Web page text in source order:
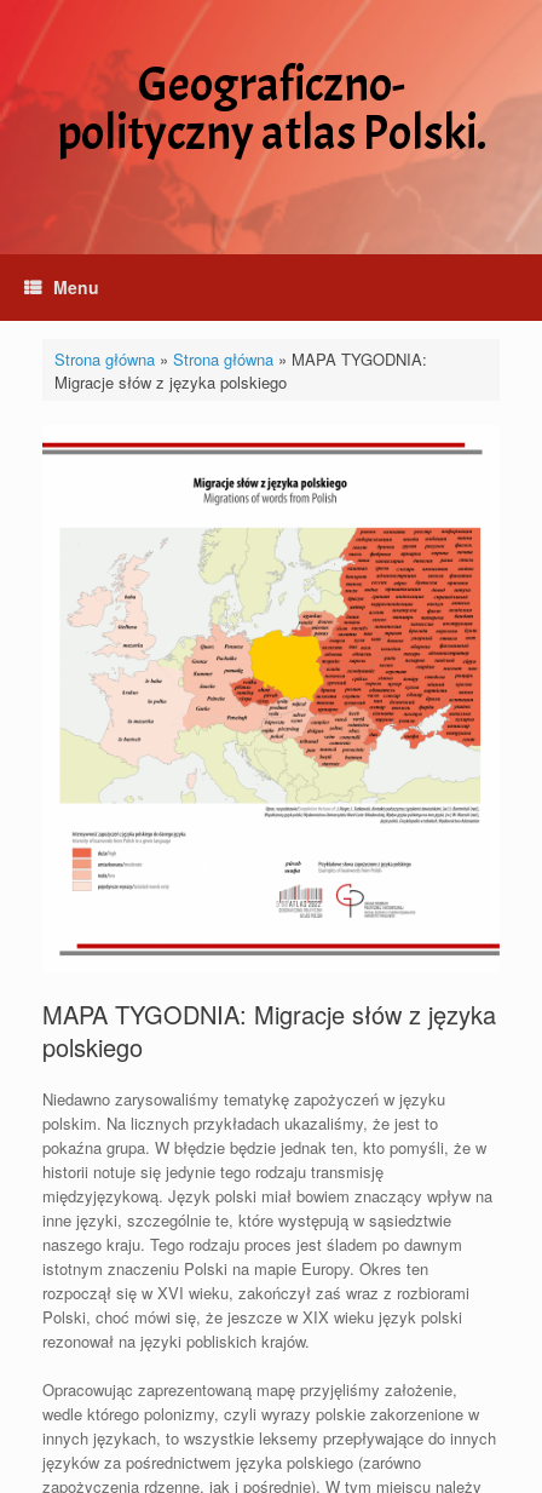
content
Geograficzno-
polityczny atlas Polski.
Menu
Strona główna» Strona główna» MAPA TYGODNIA:
Migracje słów z języka polskiego
MAPA TYGODNIA: Migracje słów z języka
polskiego
Niedawno zarysowaliśmy tematykę zapożyczeń w języku
polskim. Na licznych przykładach ukazaliśmy, że jest to
pokaźna grupa. W błędzie będzie jednak ten, kto pomyśli, że w
historii notuje się jedynie tego rodzaju transmisję
międzyjęzykową. Język polski miał bowiem znaczący wpływ na
inne języki, szczególnie te, które występują w sąsiedztwie
naszego kraju. Tego rodzaju proces jest śladem po dawnym
istotnym znaczeniu Polski na mapie Europy. Okres ten
rozpoczął się w XVI wieku, zakończył zaś wraz z rozbiorami
Polski, choć mówi się, że jeszcze w XIX wieku język polski
rezonował na języki pobliskich krajów.
Opracowując zaprezentowaną mapę przyjęliśmy założenie,
wedle którego polonizmy, czyli wyrazy polskie zakorzenione w
innych językach, to wszystkie leksemy przepływające do innych
języków za pośrednictwem języka polskiego (zarówno
zapożyczenia rdzenne, jak i pośrednie). W tym miejscu należy